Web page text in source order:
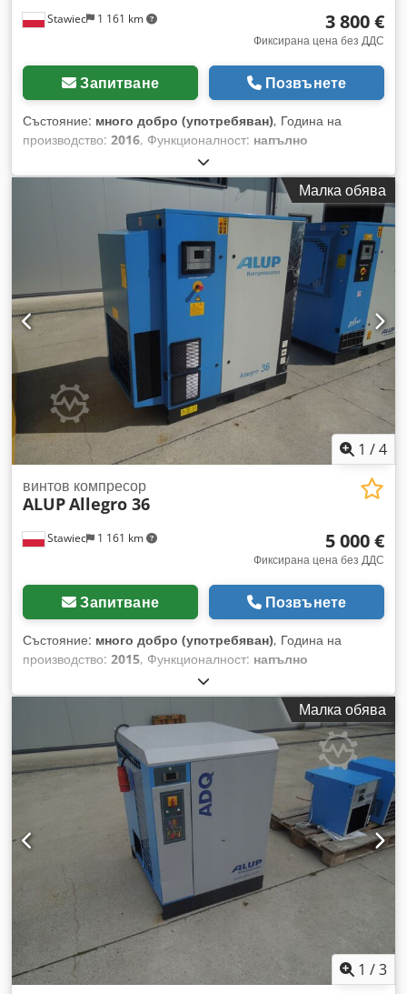
Stawiec 1 161 km 3 800 €
Фиксирана цена без ДДС
Запитване Позвънете
Състояние: много добро (употребяван), Година на
производство: 2016, Функционалност: напълно
, Винтов компресор ALUP ALLEGRO 22,
оборудван с честотен инвертор и влагоуловител, след
сервизно обслужване. Технически данни: дебит: 4,42 м³/
мин; Chodpfx Ajzp Hqfjpbja мощност на двигателя: 22 kW;
максимално налягане: 9,7 бара; година на производство:
2016; наработени часове: 9147 ч; компресорът е в напълно
изправно състояние, с гаранция; нетна цена: 16500 злоти;
брутна цена: 20295 злоти.
Малка обява
1 /4
Stawiec 1 161 km
винтов компресор
ALUPAllegro 36
5 000 €
Фиксирана цена без ДДС
Запитване Позвънете
Състояние: много добро (употребяван), Година на
производство: 2015, Функционалност: напълно
, Винтов компресор ALUP ALLEGRO36,
оборудван с честотен инвертор, след сервизно обслужване.
Технически данни: производителност: 6,23 м³/мин;
двигател: 37 kW; максимално налягане: 13 бара; Cjdozp
Hm Hopfx Apbjha година на производство: 2015; работни
часове: 5181 ч; компресорът е в напълно изправно
състояние, с гаранция; нетна цена: 21 500 злоти; брутна
цена: 26 445 злоти. По-долу е даден линк към видео.
Малка обява
1 /3